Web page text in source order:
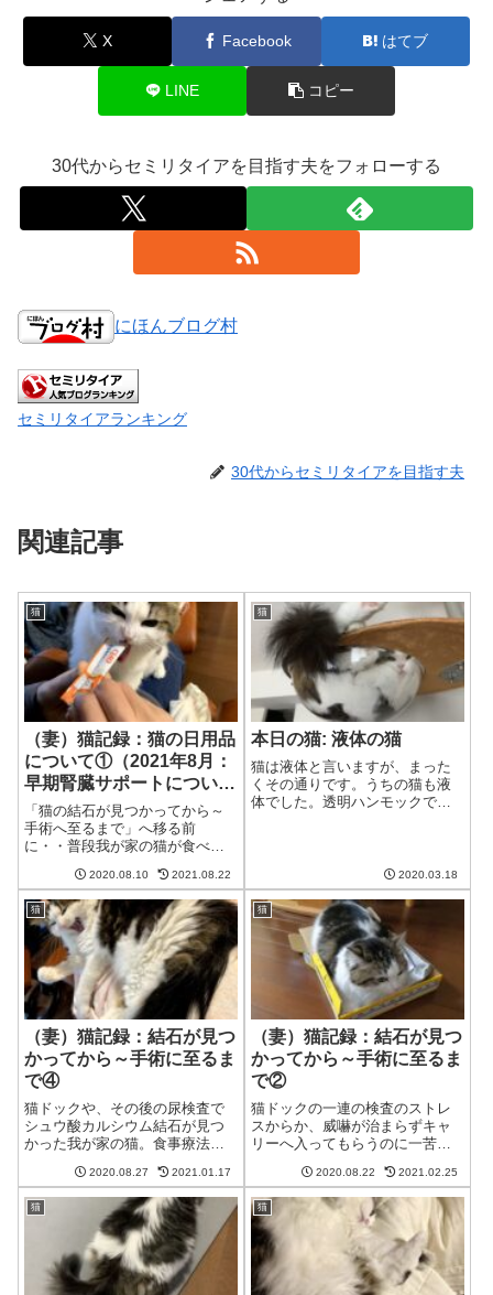
X Facebook はてブ
LINE コピー
30代からセミリタイアを目指す夫をフォローする
にほんブログ村
セミリタイアランキング
30代からセミリタイアを目指す夫
関連記事
猫
（妻）猫記録：猫の日用品
について①（2021年8月：
早期腎臓サポートについて
追記）
「猫の結石が見つかってから～
手術へ至るまで」へ移る前
に・・普段我が家の猫が食べて
品について記します。猫の成長
や病状、その時々の好みに応じ
て、以前とは異なるものを使う
ようになったりしています。ま
ずは、我が家の猫が口...
2020.08.10 2021.08.22
猫
本日の猫: 液体の猫
猫は液体と言いますが、まった
くその通りです。うちの猫も液
体でした。透明ハンモックで液
なことを言っているわね。一
瞬、こけたのかと思った最初に
この姿を見た時...
2020.03.18
猫
（妻）猫記録：結石が見つ
かってから～手術に至るま
で④
猫ドックや、その後の尿検査で
シュウ酸カルシウム結石が見つ
かった我が家の猫。食事療法な
の結石であるため、これ以上石
を大きくさせないためにも、こ
れまで食べていたご飯やおやつ
はNGとなり、療法食を始めるこ
とになりました...
2020.08.27 2021.01.17
猫
（妻）猫記録：結石が見つ
かってから～手術に至るま
で②
猫ドックの一連の検査のストレ
スからか、威嚇が治まらずキャ
リーへ入ってもらうのに一苦労
た後に、先生から検査結果を聞
きました。猫ドックの検査結果
全体的な身体検査は、問題なし
血液検査では、アルブミン・コ
レステロール・血...
2020.08.22 2021.02.25
猫 猫